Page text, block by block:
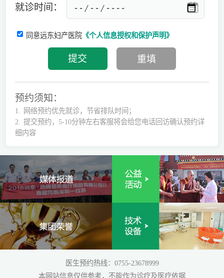
就诊时间：
同意远东妇产医院《个人信息授权和保护声明》
预约须知：
1.
网络预约优先就诊，节省排队时间；
2.
提交预约，5-10分钟左右客服将会给您电话回访确认预约详
细内容
医生预约热线：0755-23678999
本网站信息仅供参考，不能作为诊疗及医疗依据